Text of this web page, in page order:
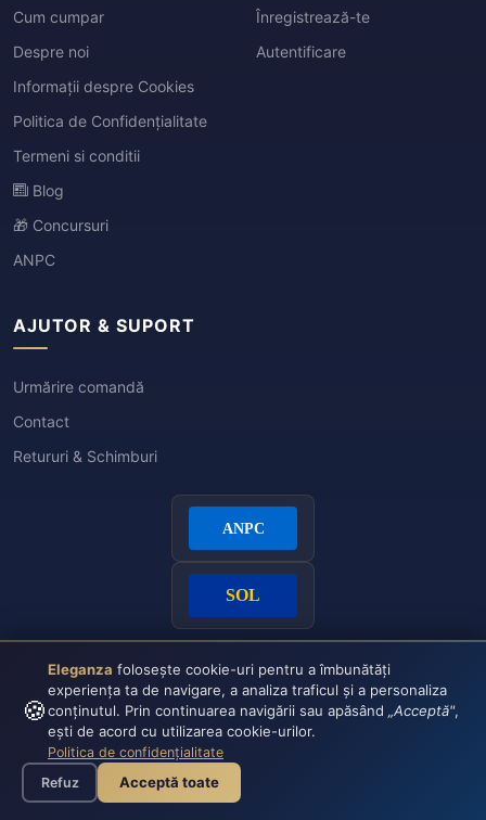
Cum cumpar
Despre noi
Informații despre Cookies
Politica de Confidențialitate
Termeni si conditii
Blog
🎁 Concursuri
ANPC
Înregistrează-te
Autentificare
AJUTOR & SUPORT
Urmărire comandă
Contact
Retururi & Schimburi
Plata securizată: VISA
© 2026 Eleganza - Toate drepturile rezervate
🍪
Eleganza folosește cookie-uri pentru a îmbunătăți
experiența ta de navigare, a analiza traficul și a personaliza
conținutul. Prin continuarea navigării sau apăsând „Acceptă",
ești de acord cu utilizarea cookie-urilor.
Politica de confidențialitate
Refuz
Acceptă toate